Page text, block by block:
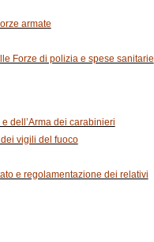
armate
Forze di polizia e spese sanitarie
dell’Arma dei carabinieri
vigili del fuoco
e regolamentazione dei relativi